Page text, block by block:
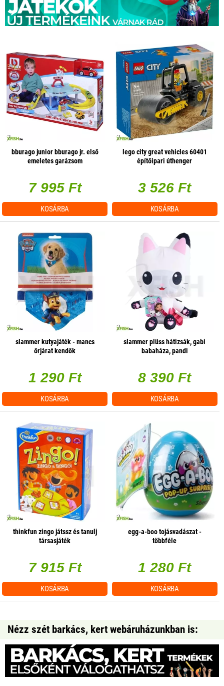
bburago junior bburago jr. első
emeletes garázsom
7 995 Ft
KOSÁRBA
lego city great vehicles 60401
építőipari úthenger
3 526 Ft
KOSÁRBA
slammer kutyajáték - mancs
őrjárat kendők
1 290 Ft
KOSÁRBA
slammer plüss hátizsák, gabi
babaháza, pandi
8 390 Ft
KOSÁRBA
thinkfun zingo játssz és tanulj
társasjáték
7 915 Ft
KOSÁRBA
egg-a-boo tojásvadászat -
többféle
1 280 Ft
KOSÁRBA
Nézz szét barkács, kert webáruházunkban is: